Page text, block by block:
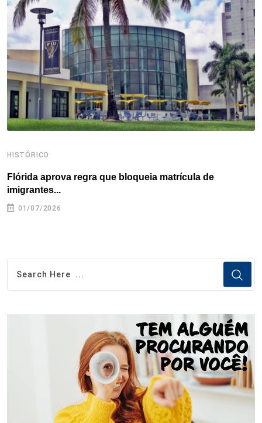
o
k
r I
n
e
s
s p
p
HISTÓRICO
Flórida aprova regra que bloqueia matrícula de
imigrantes...
01/07/2026